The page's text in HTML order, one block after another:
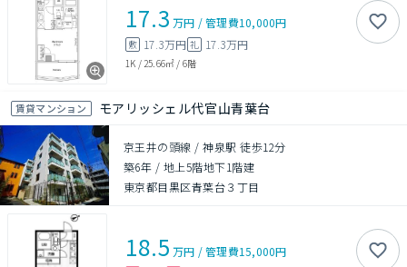
17.3 万円 /管理費10,000円
敷 17.3万円 礼 17.3万円
1K / 25.66㎡ / 6階
賃貸マンション モアリッシェル代官山青葉台
京王井の頭線 / 神泉駅 徒歩12分
築6年 / 地上5階地下1階建
東京都目黒区青葉台３丁目
18.5 万円 /管理費15,000円